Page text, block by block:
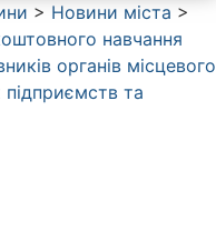
> Новини міста >
навчання
органів місцевого
та